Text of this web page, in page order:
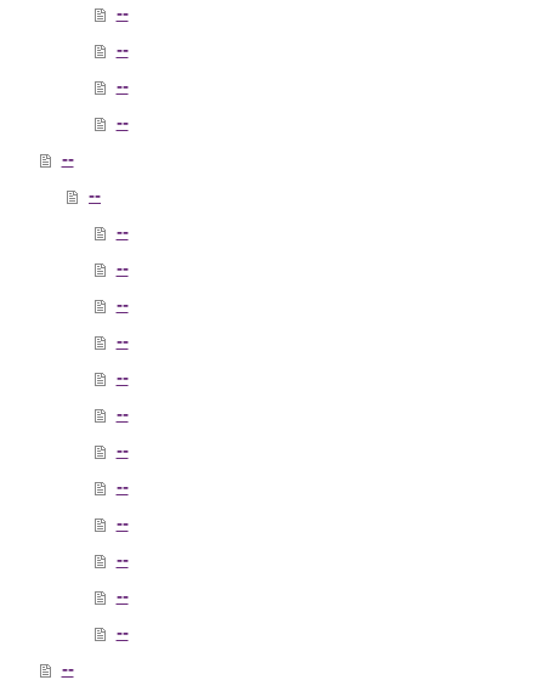
--
--
--
--
--
--
--
--
--
--
--
--
--
--
--
--
--
--
--